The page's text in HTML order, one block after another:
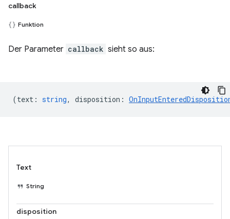
callback
Funktion
Der Parameter callback sieht so aus:
(text : string, disposition :
Text
String
disposition